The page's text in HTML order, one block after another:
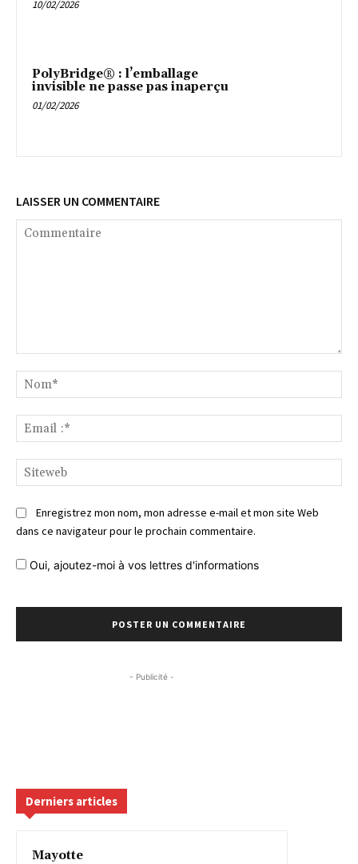
10/02/2026
PolyBridge® : l’emballage
invisible ne passe pas inaperçu
01/02/2026
LAISSER UN COMMENTAIRE
:*
Enregistrez mon nom, mon adresse e-mail et mon site Web
dans ce navigateur pour le prochain commentaire.
Oui, ajoutez-moi à vos lettres d'informations
- Publicité -
Derniers articles
Mayotte